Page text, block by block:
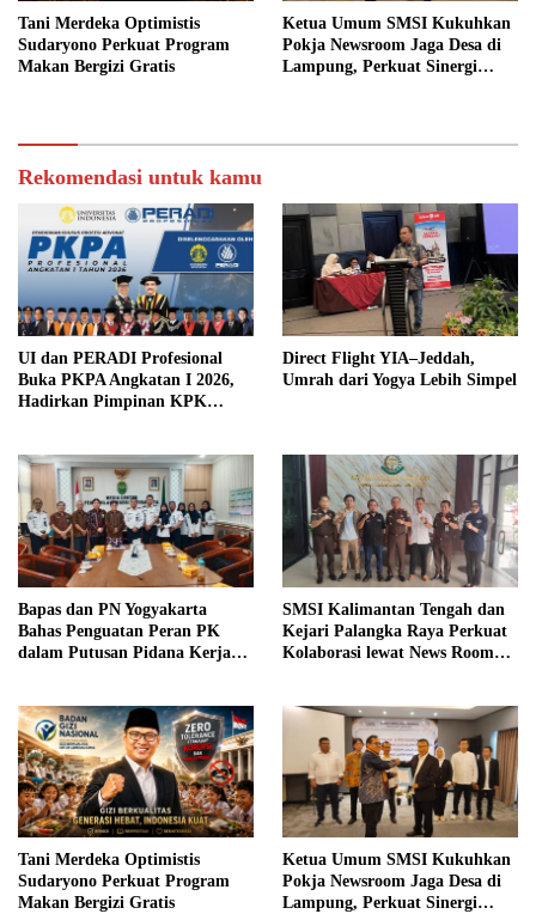
Tani Merdeka Optimistis
Sudaryono Perkuat Program
Makan Bergizi Gratis
Ketua Umum SMSI Kukuhkan
Pokja Newsroom Jaga Desa di
Lampung, Perkuat Sinergi
Rekomendasi untuk kamu
UI dan PERADI Profesional
Buka PKPA Angkatan I 2026,
Hadirkan Pimpinan KPK
Direct Flight YIA–Jeddah,
Umrah dari Yogya Lebih Simpel
Bapas dan PN Yogyakarta
Bahas Penguatan Peran PK
dalam Putusan Pidana Kerja
SMSI Kalimantan Tengah dan
Kejari Palangka Raya Perkuat
Kolaborasi lewat News Room
Tani Merdeka Optimistis
Sudaryono Perkuat Program
Makan Bergizi Gratis
Ketua Umum SMSI Kukuhkan
Pokja Newsroom Jaga Desa di
Lampung, Perkuat Sinergi